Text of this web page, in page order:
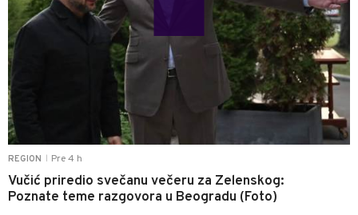
REGION Pre 4 h
Vučić priredio svečanu večeru za Zelenskog:
Poznate teme razgovora u Beogradu (Foto)